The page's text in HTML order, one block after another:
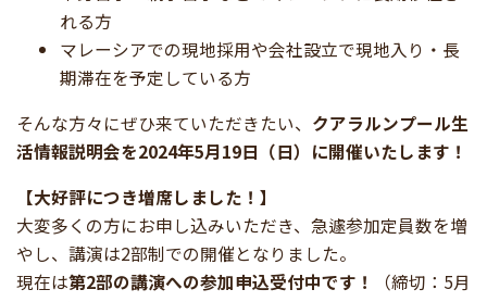
れる方
マレーシアでの現地採用や会社設立で現地入り・長
期滞在を予定している方
そんな方々にぜひ来ていただきたい、 クアラルンプール生
活情報説明会を2024年5月19日（日）に開催いたします！
【大好評につき増席しました！】
大変多くの方にお申し込みいただき、急遽参加定員数を増
やし、講演は2部制での開催となりました。
現在は第2部の講演への参加申込受付中です！
（締切：5月